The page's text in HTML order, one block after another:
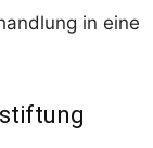
in eine